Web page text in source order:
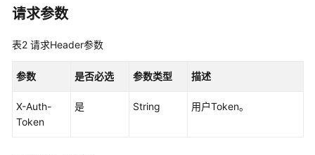
必
读
请求参数
表2 请求Header参数
参数 是否必选 参数类型 描述
X-Auth-
Token
是 String 用户Token。